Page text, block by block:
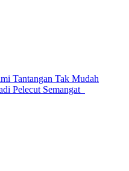
Tantangan Tak Mudah
Pelecut Semangat